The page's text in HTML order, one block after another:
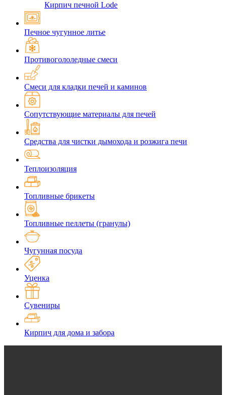
Кирпич печной Lode
Печное чугунное литье
Противогололедные смеси
Смеси для кладки печей и каминов
Сопутствующие материалы для печей
Средства для чистки дымохода и розжига печи
Теплоизоляция
Топливные брикеты
Топливные пеллеты (гранулы)
Чугунная посуда
Уценка
Сувениры
Кирпич для дома и забора